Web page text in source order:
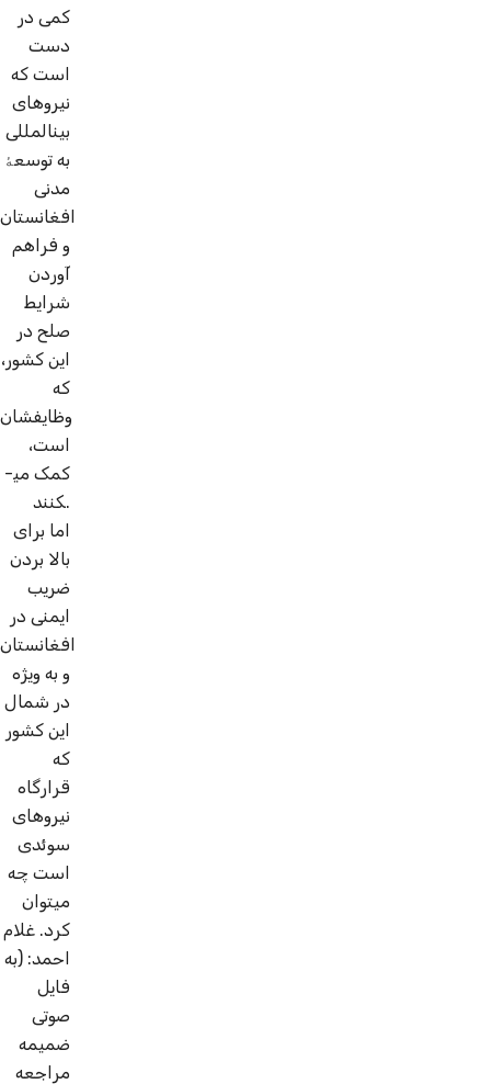
کمی در
دست
است که
نیروهای
بین­المللی
به توسعۀ
مدنی
افغانستان
و فراهم
آوردن
شرایط
صلح در
این کشور،
که
وظایفشان
است،
کمک می­
کنند.
اما برای
بالا بردن
ضریب
ایمنی در
افغانستان
و به ویژه
در شمال
این کشور
که
قرارگاه
نیروهای
سوئدی
است چه
می­توان
کرد. غلام
احمد: (به
فایل
صوتی
ضمیمه
مراجعه